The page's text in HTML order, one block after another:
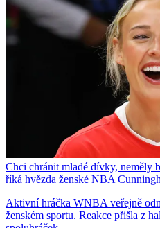
Chci chránit mladé dívky, neměly
říká hvězda ženské NBA
Aktivní hráčka WNBA veřejně
ženském sportu. Reakce přišla z